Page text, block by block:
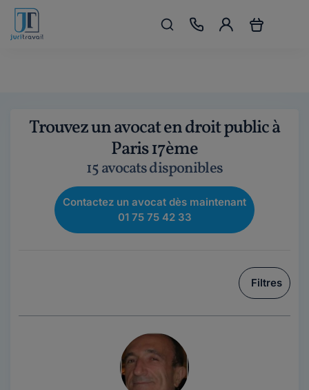
Trouvez un avocat en droit public à
Paris 17ème
15 avocats disponibles
Contactez un avocat dès maintenant
01 75 75 42 33
Filtres